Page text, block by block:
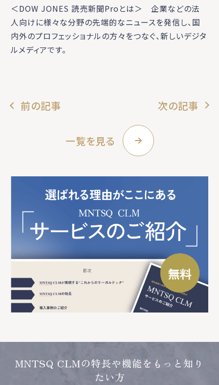
＜DOW JONES 読売新聞Proとは＞ 企業などの法
人向けに様々な分野の先端的なニュースを発信し、国
内外のプロフェッショナルの方々をつなぐ、新しいデジタ
ルメディアです。
前の記事
一覧を見る
次の記事
MNTSQ CLMの特長や機能をもっと知り
たい方